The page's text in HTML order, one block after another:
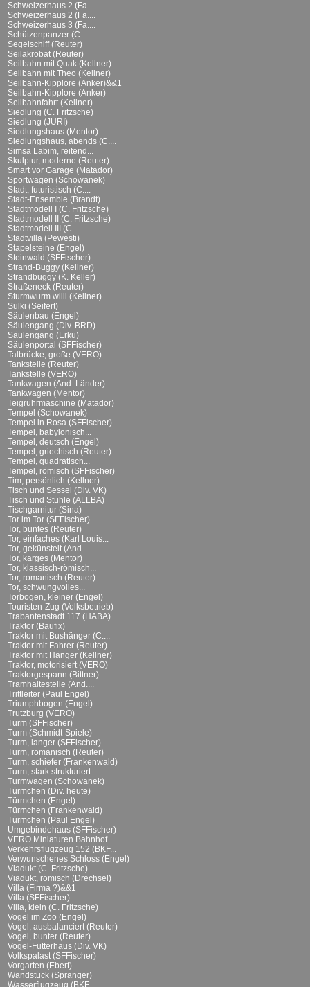
Schweizerhaus 2 (Fa....
Schweizerhaus 2 (Fa....
Schweizerhaus 3 (Fa....
Schützenpanzer (C....
Segelschiff (Reuter)
Seilakrobat (Reuter)
Seilbahn mit Quak (Kellner)
Seilbahn mit Theo (Kellner)
Seilbahn-Kipplore (Anker)&&1
Seilbahn-Kipplore (Anker)
Seilbahnfahrt (Kellner)
Siedlung (C. Fritzsche)
Siedlung (JURI)
Siedlungshaus (Mentor)
Siedlungshaus, abends (C....
Simsa Labim, reitend...
Skulptur, moderne (Reuter)
Smart vor Garage (Matador)
Sportwagen (Schowanek)
Stadt, futuristisch (C....
Stadt-Ensemble (Brandt)
Stadtmodell I (C. Fritzsche)
Stadtmodell II (C. Fritzsche)
Stadtmodell III (C....
Stadtvilla (Pewesti)
Stapelsteine (Engel)
Steinwald (SFFischer)
Strand-Buggy (Kellner)
Strandbuggy (K. Keller)
Straßeneck (Reuter)
Sturmwurm willi (Kellner)
Sulki (Seifert)
Säulenbau (Engel)
Säulengang (Div. BRD)
Säulengang (Erku)
Säulenportal (SFFischer)
Talbrücke, große (VERO)
Tankstelle (Reuter)
Tankstelle (VERO)
Tankwagen (And. Länder)
Tankwagen (Mentor)
Teigrührmaschine (Matador)
Tempel (Schowanek)
Tempel in Rosa (SFFischer)
Tempel, babylonisch...
Tempel, deutsch (Engel)
Tempel, griechisch (Reuter)
Tempel, quadratisch...
Tempel, römisch (SFFischer)
Tim, persönlich (Kellner)
Tisch und Sessel (Div. VK)
Tisch und Stühle (ALLBA)
Tischgarnitur (Sina)
Tor im Tor (SFFischer)
Tor, buntes (Reuter)
Tor, einfaches (Karl Louis...
Tor, gekünstelt (And....
Tor, karges (Mentor)
Tor, klassisch-römisch...
Tor, romanisch (Reuter)
Tor, schwungvolles...
Torbogen, kleiner (Engel)
Touristen-Zug (Volksbetrieb)
Trabantenstadt 117 (HABA)
Traktor (Baufix)
Traktor mit Bushänger (C....
Traktor mit Fahrer (Reuter)
Traktor mit Hänger (Kellner)
Traktor, motorisiert (VERO)
Traktorgespann (Bittner)
Tramhaltestelle (And....
Trittleiter (Paul Engel)
Triumphbogen (Engel)
Trutzburg (VERO)
Turm (SFFischer)
Turm (Schmidt-Spiele)
Turm, langer (SFFischer)
Turm, romanisch (Reuter)
Turm, schiefer (Frankenwald)
Turm, stark strukturiert...
Turmwagen (Schowanek)
Türmchen (Div. heute)
Türmchen (Engel)
Türmchen (Frankenwald)
Türmchen (Paul Engel)
Umgebindehaus (SFFischer)
VERO Miniaturen Bahnhof...
Verkehrsflugzeug 152 (BKF...
Verwunschenes Schloss (Engel)
Viadukt (C. Fritzsche)
Viadukt, römisch (Drechsel)
Villa (Firma ?)&&1
Villa (SFFischer)
Villa, klein (C. Fritzsche)
Vogel im Zoo (Engel)
Vogel, ausbalanciert (Reuter)
Vogel, bunter (Reuter)
Vogel-Futterhaus (Div. VK)
Volkspalast (SFFischer)
Vorgarten (Ebert)
Wandstück (Spranger)
Wasserflugzeug (BKF